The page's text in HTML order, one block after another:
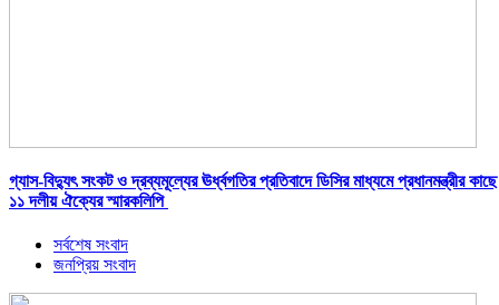
গ্যাস-বিদ্যুৎ সংকট ও দ্রব্যমূল্যের ঊর্ধ্বগতির প্রতিবাদে ডিসির মাধ্যমে প্রধানমন্ত্রীর কাছে
১১ দলীয় ঐক্যের স্মারকলিপি
সর্বশেষ সংবাদ
জনপ্রিয় সংবাদ